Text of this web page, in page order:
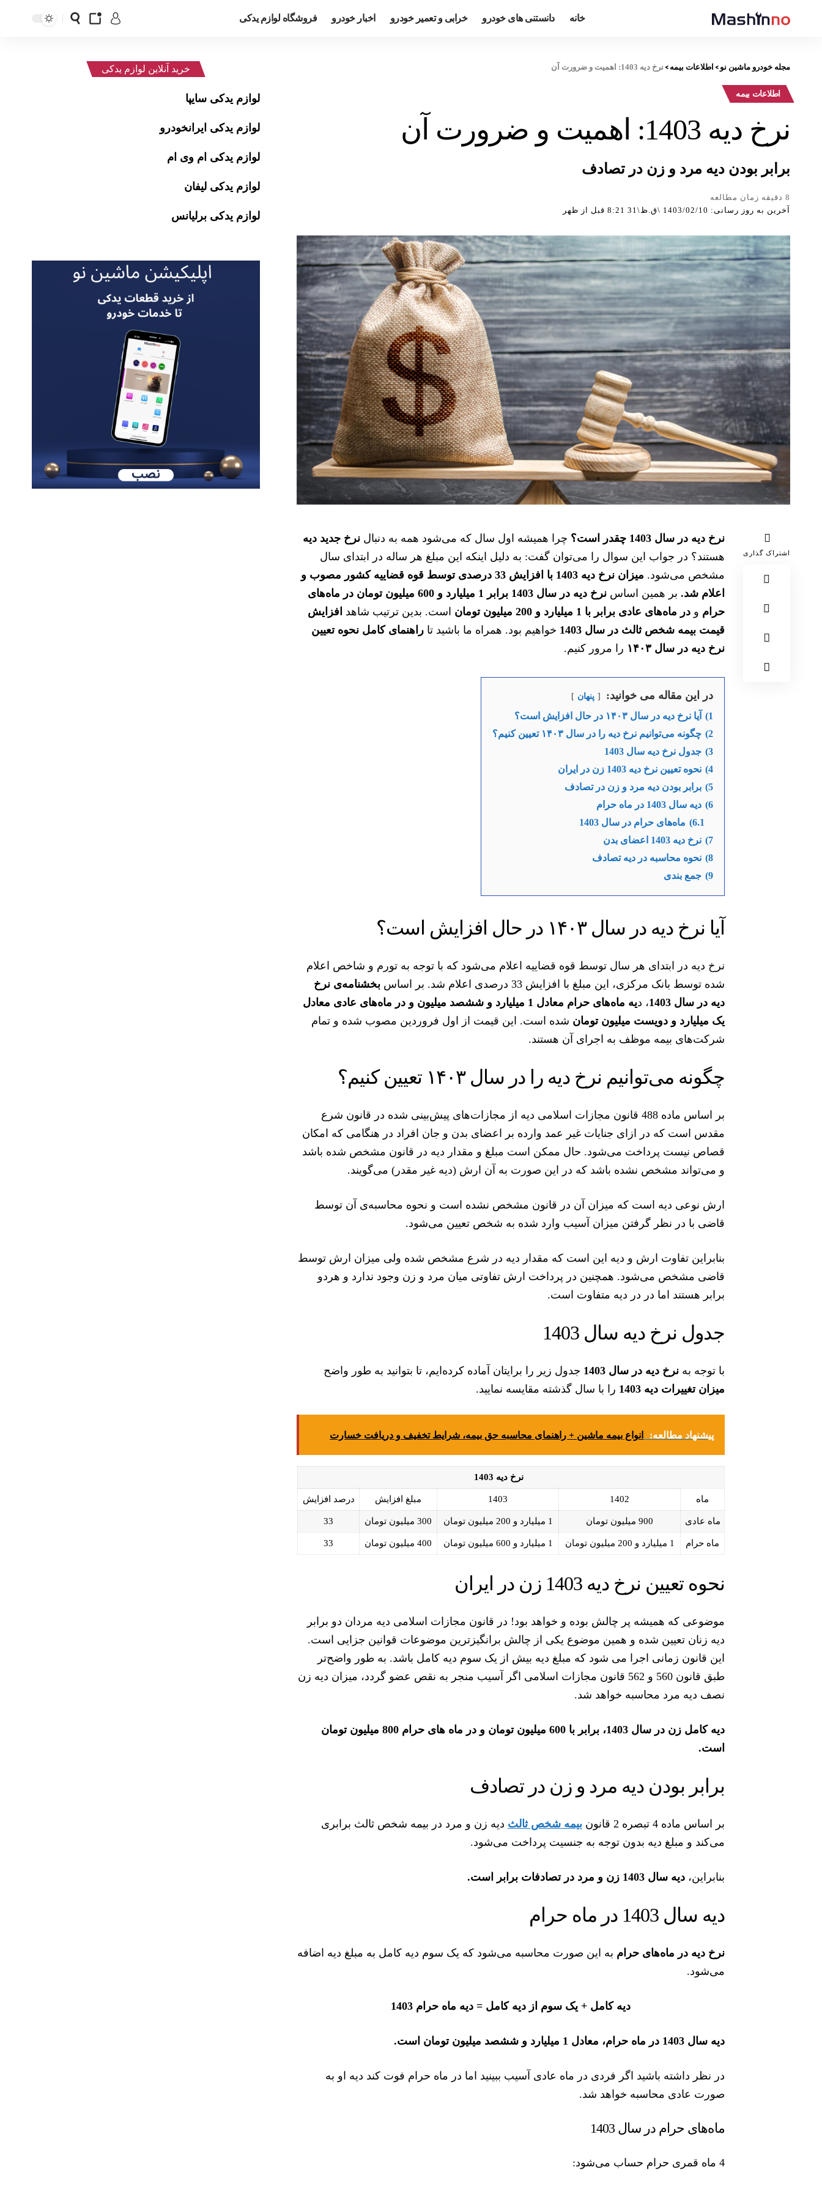
خانه دانستنی های خودرو خرابی و تعمیر خودرو اخبار خودرو فروشگاه لوازم یدکی
مجله خودرو ماشین نو > اطلاعات بیمه > نرخ دیه 1403: اهمیت و ضرورت آن
اطلاعات بیمه
نرخ دیه 1403: اهمیت و ضرورت آن
برابر بودن دیه مرد و زن در تصادف
آخرین به روز رسانی: 1403/02/10 \ق.ظ\31 8:21 قبل از ظهر
8 دقیقه زمان مطالعه
اشتراک گذاری
نرخ دیه در سال 1403 چقدر است؟ چرا همیشه اول سال که می‌شود همه به دنبال نرخ جدید دیه
هستند؟ در جواب این سوال را می‌توان گفت: به دلیل اینکه این مبلغ هر ساله در ابتدای سال
مشخص می‌شود.
میزان نرخ دیه 1403 با افزایش 33 درصدی توسط قوه قضاییه کشور مصوب و
اعلام شد. بر همین اساس
نرخ دیه در سال 1403 برابر 1 میلیارد و 600 میلیون تومان در ماه‌های
حرام و در ماه‌های عادی برابر با 1 میلیارد و 200 میلیون تومان است. بدین ترتیب شاهد افزایش
قیمت بیمه شخص ثالث در سال 1403
خواهیم بود. همراه ما باشید تا راهنمای کامل نحوه تعیین
نرخ دیه در سال ۱۴۰۳
را مرور کنیم.
در این مقاله می خوانید: پنهان
1)
آیا نرخ دیه در سال ۱۴۰۳ در حال افزایش است؟
2)
چگونه می‌توانیم نرخ دیه را در سال ۱۴۰۳ تعیین کنیم؟
3)
جدول نرخ دیه سال 1403
4)
نحوه تعیین نرخ دیه 1403 زن در ایران
5)
برابر بودن دیه مرد و زن در تصادف
6)
دیه سال 1403 در ماه حرام
6.1)
ماه‌های حرام در سال 1403
7)
نرخ دیه 1403 اعضای بدن
8)
نحوه محاسبه در دیه تصادف
9)
جمع بندی
آیا نرخ دیه در سال ۱۴۰۳ در حال افزایش است؟
نرخ دیه در ابتدای هر سال توسط قوه قضاییه اعلام می‌شود که با توجه به تورم و شاخص اعلام
شده توسط بانک مرکزی، این مبلغ با افزایش 33 درصدی اعلام شد. بر اساس
بخشنامه‌ی نرخ
دیه در سال 1403
، د
یه ماه‌های حرام معادل 1 میلیارد و ششصد میلیون و در ماه‌های عادی معادل
یک میلیارد و دویست میلیون تومان شده است. این قیمت از اول فروردین مصوب شده و تمام
شرکت‌های بیمه موظف به اجرای آن هستند.
چگونه می‌توانیم نرخ دیه را در سال ۱۴۰۳ تعیین کنیم؟
بر اساس ماده 488 قانون مجازات اسلامی دیه از مجازات‌های پیش‌بینی شده در قانون شرع
مقدس است که در ازای جنایات غیر عمد وارده بر اعضای بدن و جان افراد در هنگامی که امکان
قصاص نیست پرداخت می‌شود. حال ممکن است مبلغ و مقدار دیه در قانون مشخص شده باشد
و می‌تواند مشخص نشده باشد که در این صورت به آن ارش (دیه غیر مقدر) می‌گویند.
ارش نوعی دیه است که میزان آن در قانون مشخص نشده است و نحوه محاسبه‌ی آن توسط
قاضی با در نظر گرفتن میزان آسیب وارد شده به شخص تعیین می‌شود.
بنابراین تفاوت ارش و دیه این است که مقدار دیه در شرع مشخص شده ولی میزان ارش توسط
قاضی مشخص می‌شود. همچنین در پرداخت ارش تفاوتی میان مرد و زن وجود ندارد و هردو
برابر هستند اما در در دیه متفاوت است.
جدول نرخ دیه سال 1403
با توجه به نرخ دیه در سال 1403
جدول زیر را برایتان آماده کرده‌ایم، تا بتوانید به طور واضح
میزان تغییرات دیه 1403
را با سال گذشته مقایسه نمایید.
پیشنهاد مطالعه: انواع بیمه ماشین + راهنمای محاسبه حق بیمه، شرایط تخفیف و دریافت خسارت
نرخ دیه 1403
ماه 1402
1403 مبلغ افزایش درصد افزایش
ماه عادی 900 میلیون تومان 1 میلیارد و 200 میلیون تومان 300 میلیون تومان 33
ماه حرام 1 میلیارد و 200 میلیون تومان 1 میلیارد و 600 میلیون تومان 400 میلیون تومان 33
نحوه تعیین نرخ دیه 1403 زن در ایران
موضوعی که همیشه پر چالش بوده و خواهد بود! در قانون مجازات اسلامی دیه مردان دو برابر
دیه زنان تعیین شده و همین موضوع یکی از چالش برانگیزترین موضوعات قوانین جزایی است.
این قانون زمانی اجرا می شود که مبلغ دیه بیش از یک سوم دیه کامل باشد. به طور واضح‌تر
طبق قانون 560 و 562 قانون مجازات اسلامی اگر آسیب منجر به نقص عضو گردد، میزان دیه زن
نصف دیه مرد محاسبه خواهد شد.
دیه کامل زن در سال 1403، برابر با 600 میلیون تومان و در ماه های حرام 800 میلیون تومان
است.
برابر بودن دیه مرد و زن در تصادف
بر اساس ماده 4 تبصره 2 قانون بیمه شخص ثالث دیه زن و مرد در بیمه شخص ثالث برابری
می‌کند و مبلغ دیه بدون توجه به جنسیت پرداخت می‌شود.
بنابراین، دیه سال 1403 زن و مرد در تصادفات برابر است.
دیه سال 1403 در ماه حرام
نرخ دیه در ماه‌های حرام به این صورت محاسبه می‌شود که یک سوم دیه کامل به مبلغ دیه اضافه
می‌شود.
دیه کامل + یک سوم از دیه کامل = دیه ماه حرام 1403
دیه سال 1403 در ماه حرام، معادل 1 میلیارد و ششصد میلیون تومان است.
در نظر داشته باشید اگر فردی در ماه عادی آسیب ببینید اما در ماه حرام فوت کند دیه او به
صورت عادی محاسبه خواهد شد.
ماه‌های حرام در سال 1403
4 ماه قمری حرام حساب می‌شود:
خرید آنلاین لوازم یدکی
لوازم یدکی سایپا
لوازم یدکی ایرانخودرو
لوازم یدکی ام وی ام
لوازم یدکی لیفان
لوازم یدکی برلیانس